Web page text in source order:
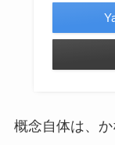
概念自体は、か